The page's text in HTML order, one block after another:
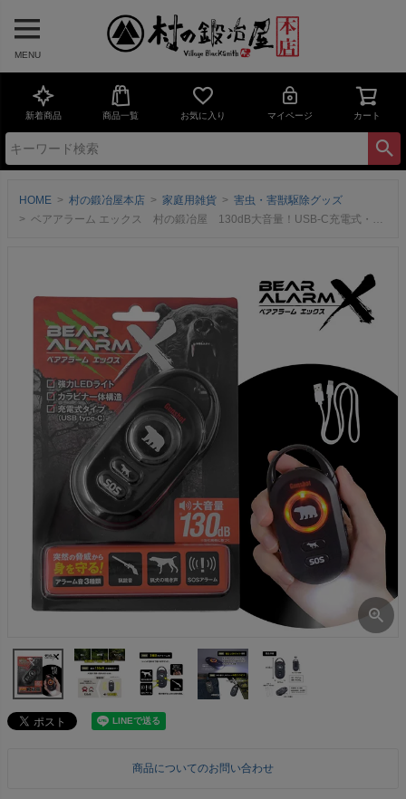
MENU
新着商品 商品一覧 お気に入り マイページ カート
HOME 村の鍛冶屋本店 家庭用雑貨
害虫・害獣駆除グッズ
ベアアラーム エックス 村の鍛冶屋 130dB大音量！USB-C充電式・一体型カラビナ・LEDライト搭載・USBケーブル付き・重量約50gの軽量仕様 【送料無料】ネコポス配送
商品についてのお問い合わせ